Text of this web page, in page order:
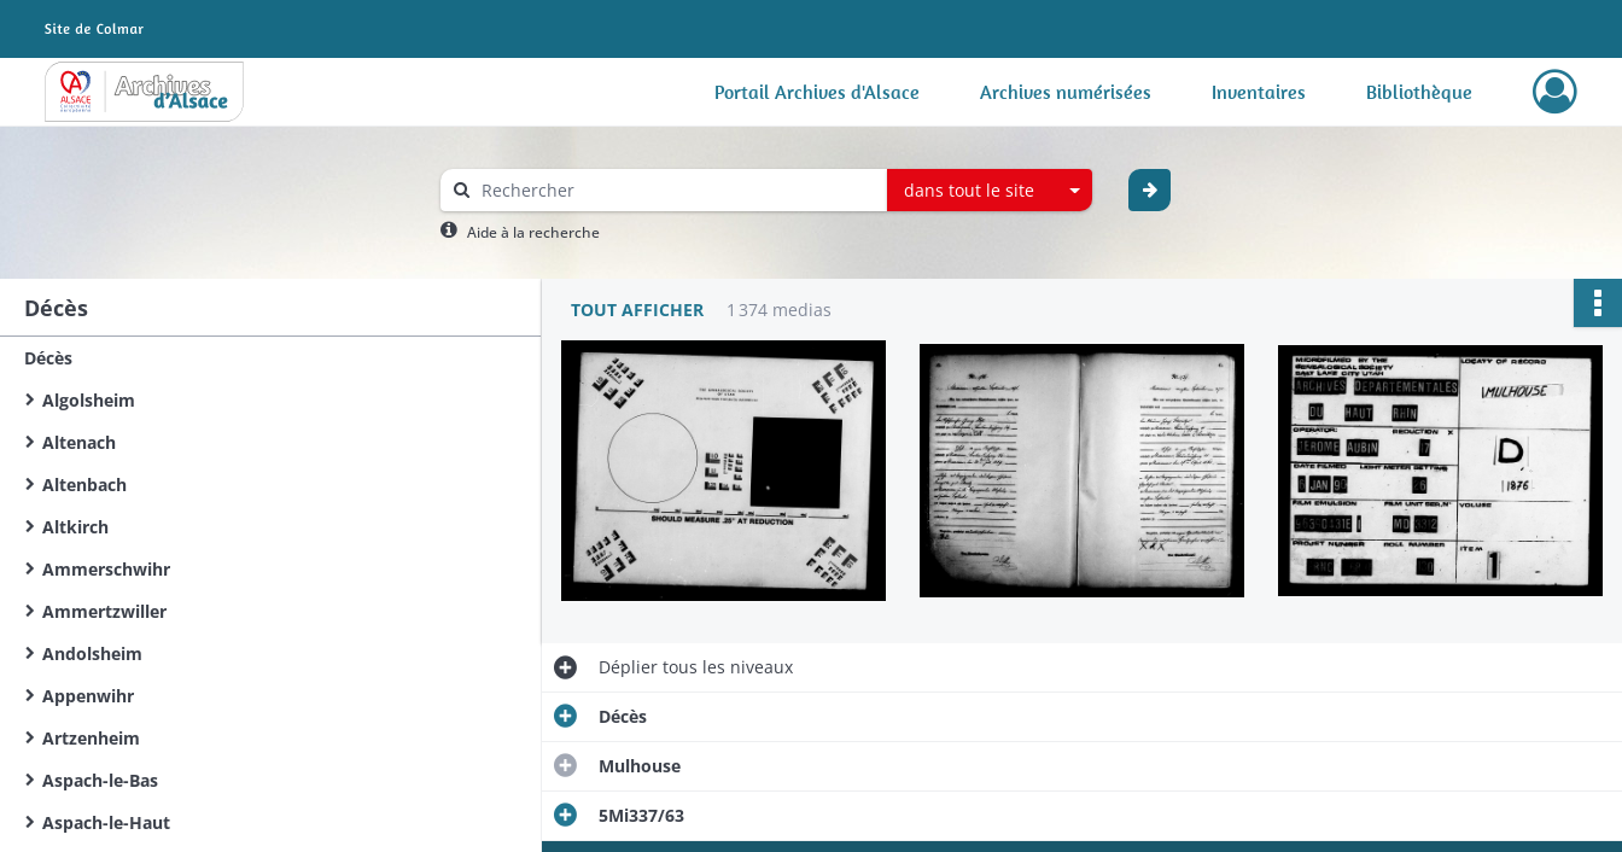
Archives Alsace - Colmar Portail Archives d'Alsace Archives numérisées Inventaires Bibliothèque
dans tout le site
Aide à la recherche
Décès
Décès
Algolsheim
Altenach
Altenbach
Altkirch
Ammerschwihr
Ammertzwiller
Andolsheim
Appenwihr
Artzenheim
Aspach-le-Bas
Aspach-le-Haut
TOUT AFFICHER 1 374 medias
Dépliertous les niveaux
Décès
Mulhouse
5Mi337/63